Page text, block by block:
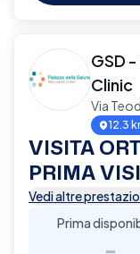
GSD
Clinic
Via
12.3
VISITA
PRIMA
Vedi altre
Prima
-